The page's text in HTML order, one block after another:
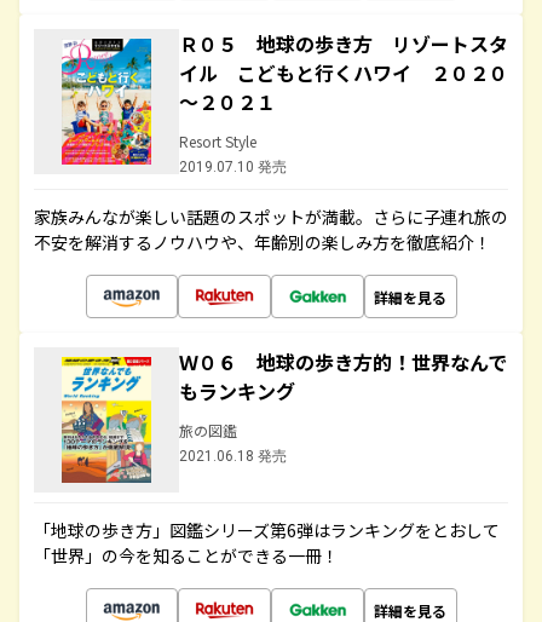
Ｒ０５ 地球の歩き方 リゾートスタ
イル こどもと行くハワイ ２０２０
～２０２１
Resort Style
2019.07.10 発売
家族みんなが楽しい話題のスポットが満載。さらに子連れ旅の
不安を解消するノウハウや、年齢別の楽しみ方を徹底紹介！
詳細を見る
Ｗ０６ 地球の歩き方的！世界なんで
もランキング
旅の図鑑
2021.06.18 発売
「地球の歩き方」図鑑シリーズ第6弾はランキングをとおして
「世界」の今を知ることができる一冊！
詳細を見る